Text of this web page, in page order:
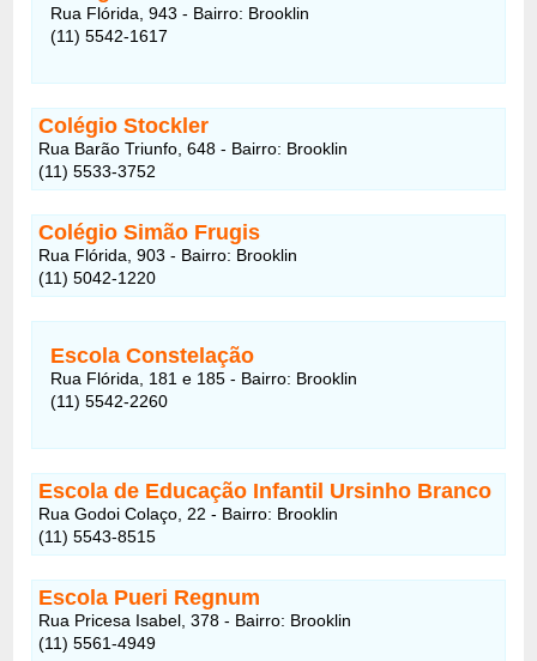
Rua Flórida, 943 - Bairro: Brooklin
(11) 5542-1617
Colégio Stockler
Rua Barão Triunfo, 648 - Bairro: Brooklin
(11) 5533-3752
Colégio Simão Frugis
Rua Flórida, 903 - Bairro: Brooklin
(11) 5042-1220
Escola Constelação
Rua Flórida, 181 e 185 - Bairro: Brooklin
(11) 5542-2260
Escola de Educação Infantil Ursinho Branco
Rua Godoi Colaço, 22 - Bairro: Brooklin
(11) 5543-8515
Escola Pueri Regnum
Rua Pricesa Isabel, 378 - Bairro: Brooklin
(11) 5561-4949